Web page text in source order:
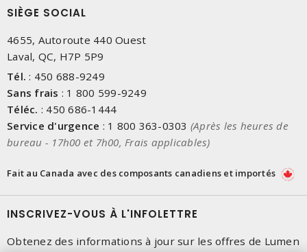
SIÈGE SOCIAL
4655, Autoroute 440 Ouest
Laval, QC, H7P 5P9
Tél. : 450 688-9249
Sans frais : 1 800 599-9249
Téléc. : 450 686-1444
Service d'urgence : 1 800 363-0303 (Après les heures de
bureau - 17h00 et 7h00, Frais applicables)
Fait au Canada avec des composants canadiens et importés
INSCRIVEZ-VOUS À L'INFOLETTRE
Obtenez des informations à jour sur les offres de Lumen